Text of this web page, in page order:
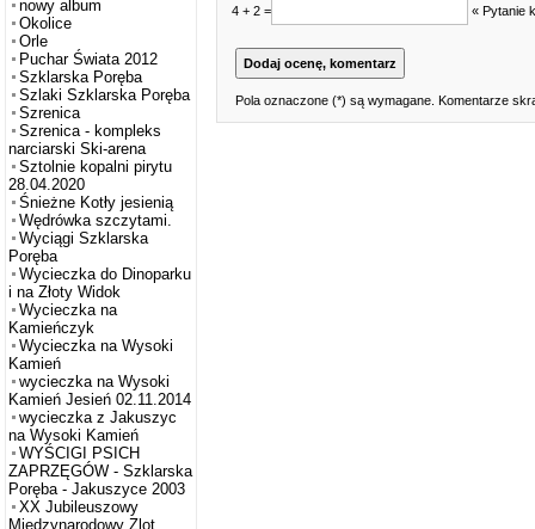
nowy album
Okolice
Orle
Puchar Świata 2012
Szklarska Poręba
Szlaki Szklarska Poręba
Szrenica
Szrenica - kompleks
narciarski Ski-arena
Sztolnie kopalni pirytu
28.04.2020
Śnieżne Kotły jesienią
Wędrówka szczytami.
Wyciągi Szklarska
Poręba
Wycieczka do Dinoparku
i na Złoty Widok
Wycieczka na
Kamieńczyk
Wycieczka na Wysoki
Kamień
wycieczka na Wysoki
Kamień Jesień 02.11.2014
wycieczka z Jakuszyc
na Wysoki Kamień
WYŚCIGI PSICH
ZAPRZĘGÓW - Szklarska
Poręba - Jakuszyce 2003
XX Jubileuszowy
Międzynarodowy Zlot
4 + 2 = « Pytanie
Pola oznaczone (*) są wymagane. Komentarze